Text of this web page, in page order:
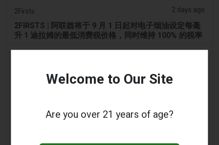
2Firsts 2 days ago
2FIRSTS | 阿联酋将于 9 月 1 日起对电子烟油设定每毫
升 1 迪拉姆的最低消费税价格，同时维持 100% 的税率
销量下降 14%
Welcome to Our Site
Are you over 21 years of age?